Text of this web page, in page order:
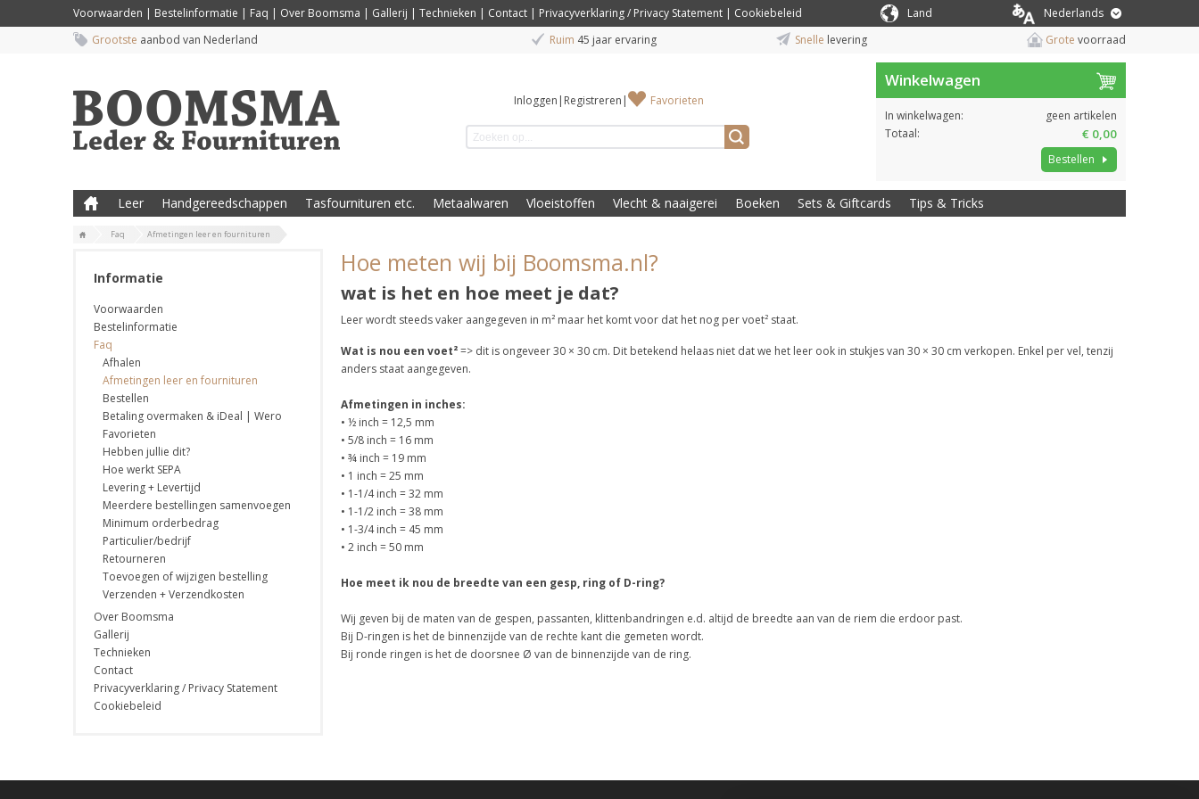
Voorwaarden | Bestelinformatie | Faq | Over Boomsma | Gallerij | Technieken | Contact | Privacyverklaring / Privacy Statement | Cookiebeleid Land
Nederlands
Grootste aanbod van Nederland Ruim 45 jaar ervaring Snelle levering Grote voorraad
Inloggen | Registreren | Favorieten
Winkelwagen
In winkelwagen:
geen artikelen
Totaal:
€ 0,00
Bestellen
Leer Handgereedschappen Tasfournituren etc. Metaalwaren Vloeistoffen Vlecht & naaigerei Boeken Sets & Giftcards Tips & Tricks
Faq Afmetingen leer en fournituren
Informatie
Voorwaarden
Bestelinformatie
Faq
Afhalen
Afmetingen leer en fournituren
Bestellen
Betaling overmaken & iDeal | Wero
Favorieten
Hebben jullie dit?
Hoe werkt SEPA
Levering + Levertijd
Meerdere bestellingen samenvoegen
Minimum orderbedrag
Particulier/bedrijf
Retourneren
Toevoegen of wijzigen bestelling
Verzenden + Verzendkosten
Over Boomsma
Gallerij
Technieken
Contact
Privacyverklaring / Privacy Statement
Cookiebeleid
Hoe meten wij bij Boomsma.nl?
wat is het en hoe meet je dat?
Leer wordt steeds vaker aangegeven in m² maar het komt voor dat het nog per voet² staat.
Wat is nou een voet²=> dit is ongeveer 30 × 30 cm. Dit betekend helaas niet dat we het leer ook in stukjes van 30 × 30 cm verkopen. Enkel per vel, tenzij
anders staat aangegeven.
Afmetingen in inches:
• ½ inch = 12,5 mm
• 5/8 inch = 16 mm
• ¾ inch = 19 mm
• 1 inch = 25 mm
• 1-1/4 inch = 32 mm
• 1-1/2 inch = 38 mm
• 1-3/4 inch = 45 mm
• 2 inch = 50 mm
Hoe meet ik nou de breedte van een gesp, ring of D-ring?
Wij geven bij de maten van de gespen, passanten, klittenbandringen e.d. altijd de breedte aan van de riem die erdoor past.
Bij D-ringen is het de binnenzijde van de rechte kant die gemeten wordt.
Bij ronde ringen is het de doorsnee Ø van de binnenzijde van de ring.